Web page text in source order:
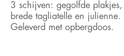
3 schijven: gegolfde plakjes,
brede tagliatelle en julienne.
Geleverd met opbergdoos.